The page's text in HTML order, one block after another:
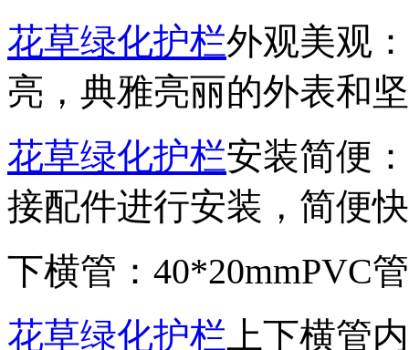
花草绿化护栏外观美观
亮，典雅亮丽的外表和
花草绿化护栏安装简便
接配件进行安装，简便
下横管：40*20mmPVC管
花草绿化护栏上下横管